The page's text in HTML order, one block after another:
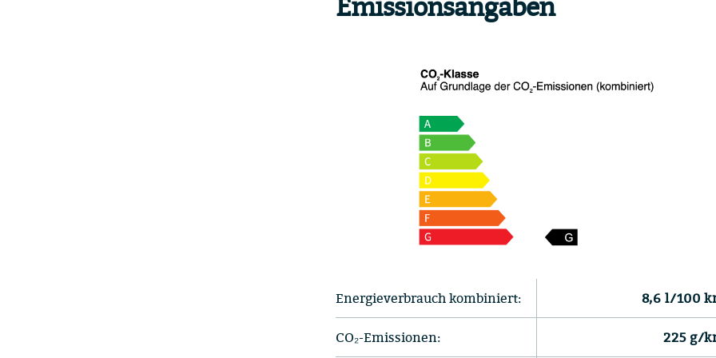
Energieverbrauch kombiniert: 8,6 l/100
CO₂-Emissionen: 225 g/